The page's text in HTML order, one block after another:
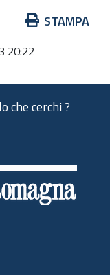
STAMPA
20:22
che cerchi ?